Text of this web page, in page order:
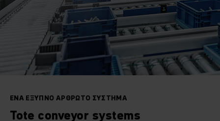
ΈΝΑ ΈΞΥΠΝΟ ΑΡΘΡΩΤΌ ΣΎΣΤΗΜΑ
Tote conveyor systems